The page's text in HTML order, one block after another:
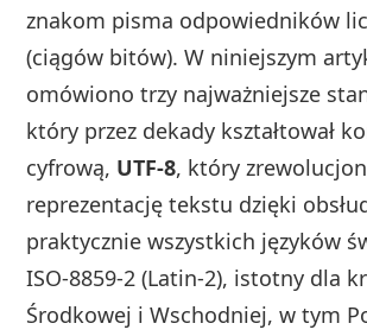
znakom pisma odpowiedników
(ciągów bitów). W niniejszym
omówiono trzy najważniejsze
który przez dekady kształtował
cyfrową, UTF-8, który
reprezentację tekstu dzięki
praktycznie wszystkich języków
ISO-8859-2 (Latin-2), istotny dla
Środkowej i Wschodniej, w tym